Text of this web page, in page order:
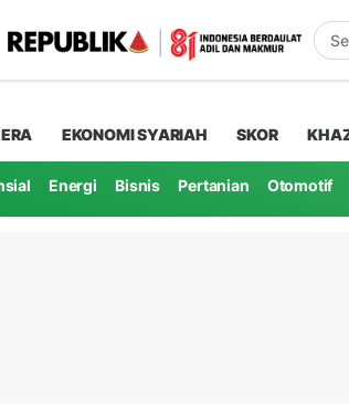
EKONOMI SYARIAH SKOR
Energi Bisnis Pertanian Otomotif